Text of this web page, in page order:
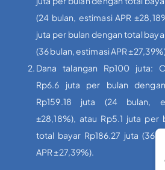
(24 bulan, estimasi APR
juta per bulan dengan total
(36 bulan, estimasi APR
Dana talangan Rp100 juta:
Rp6.6 juta per bulan
Rp159.18 juta (24 bulan,
±28,18%), atau Rp5.1 juta per
total bayar Rp186.27 juta (36
APR ±27,39%).